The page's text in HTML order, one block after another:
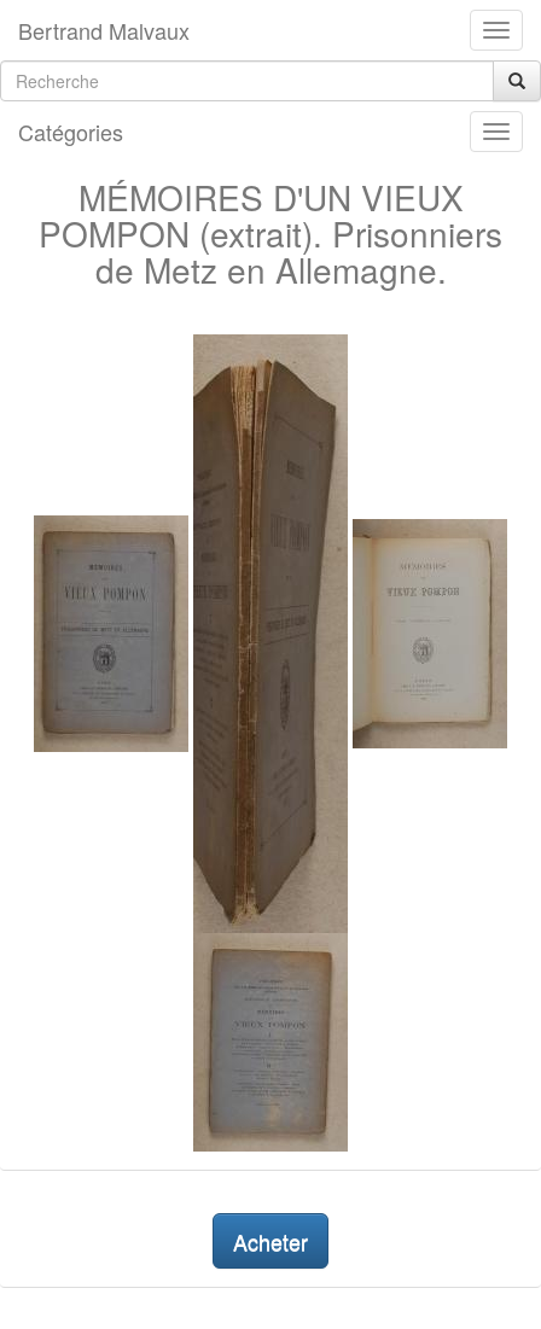
Bertrand Malvaux
Catégories
MÉMOIRES D'UN VIEUX
POMPON (extrait). Prisonniers
de Metz en Allemagne.
Acheter